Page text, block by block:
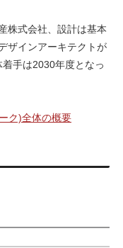
株式会社、設計は基本
ザインアーキテクトが
手は2030年度となっ
ク)全体の概要